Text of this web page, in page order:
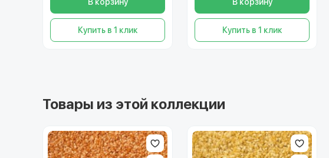
В корзину
Купить в 1 клик
В корзину
Купить в 1 клик
Товары из этой коллекции